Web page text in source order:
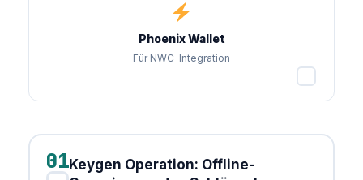
Phoenix Wallet
Für NWC-Integration
01Keygen Operation: Offline-